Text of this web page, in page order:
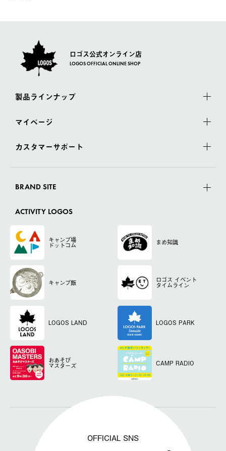
ロゴス公式オンライン店
LOGOS OFFICIAL ONLINE SHOP
製品ラインナップ
マイページ
カスタマーサポート
BRAND SITE
ACTIVITY LOGOS
キャンプ場
ドットコム まめ知識
キャンプ飯 ロゴス イベント
タイムライン
LOGOS LAND LOGOS PARK
おあそび
マスターズ CAMP RADIO
OFFICIAL SNS